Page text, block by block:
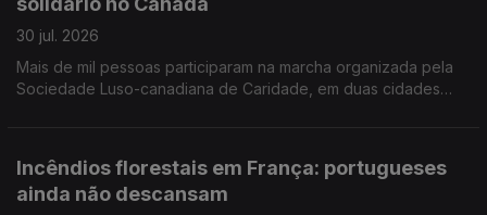
30 jul. 2026
Mais de mil pessoas participaram na marcha organizada pela
Sociedade Luso-canadiana de Caridade, em duas cidades
Incêndios florestais em França: portugueses
ainda não descansam